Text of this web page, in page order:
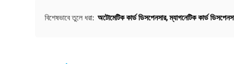
বিশেষভাবে তুলে ধরা: অটোমেটিক কার্ড ডিসপেনসার,ম্যাগনেটিক কার্ড